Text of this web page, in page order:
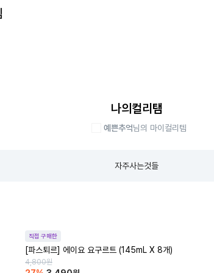
나의컬리탬
예쁜추억님의 마이컬리템
자주사는것들
직접 구매한
[파스퇴르] 에이요 요구르트 (145mL X 8개)
4,800원